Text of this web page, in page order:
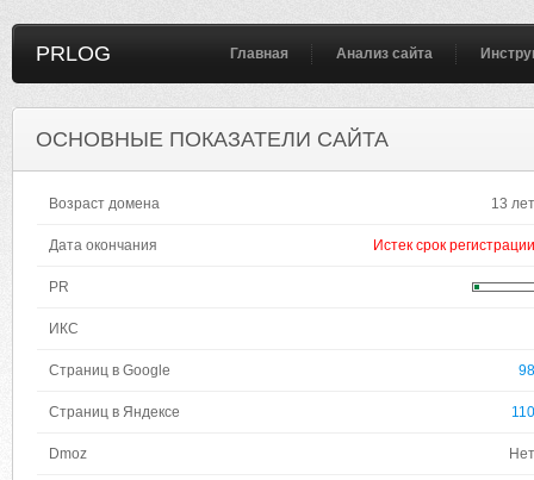
PRLOG Главная Анализ сайта
ОСНОВНЫЕ ПОКАЗАТЕЛИ САЙТА
Возраст домена 13 лет
Дата окончания Истек срок регистрации
PR
ИКС
Страниц в Google 98
Страниц в Яндексе 110
Dmoz Нет